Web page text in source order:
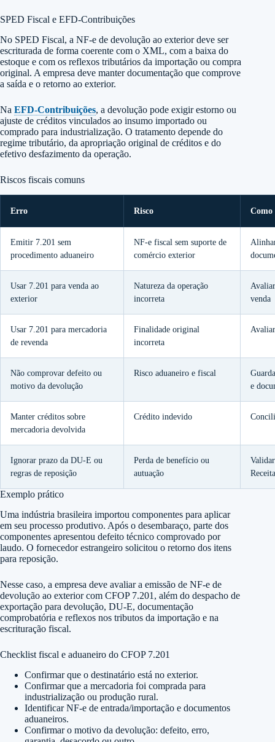
SPED Fiscal e EFD-Contribuições
No SPED Fiscal, a NF-e de devolução ao exterior deve ser
escriturada de forma coerente com o XML, com a baixa do
estoque e com os reflexos tributários da importação ou compra
original. A empresa deve manter documentação que comprove
a saída e o retorno ao exterior.
Na EFD-Contribuições, a devolução pode exigir estorno ou
ajuste de créditos vinculados ao insumo importado ou
comprado para industrialização. O tratamento depende do
regime tributário, da apropriação original de créditos e do
efetivo desfazimento da operação.
Riscos fiscais comuns
Erro Risco
Emitir 7.201 sem
procedimento aduaneiro
NF-e fiscal sem suporte de
comércio exterior
Usar 7.201 para venda ao
exterior
Natureza da operação
incorreta
venda
Usar 7.201 para mercadoria
de revenda
Finalidade original
incorreta
Não comprovar defeito ou
motivo da devolução
Risco aduaneiro e fiscal
e
Manter créditos sobre
mercadoria devolvida
Crédito indevido
Ignorar prazo da DU-E ou
regras de reposição
Perda de benefício ou
autuação
Exemplo prático
Uma indústria brasileira importou componentes para aplicar
em seu processo produtivo. Após o desembaraço, parte dos
componentes apresentou defeito técnico comprovado por
laudo. O fornecedor estrangeiro solicitou o retorno dos itens
para reposição.
Nesse caso, a empresa deve avaliar a emissão de NF-e de
devolução ao exterior com CFOP 7.201, além do despacho de
exportação para devolução, DU-E, documentação
comprobatória e reflexos nos tributos da importação e na
escrituração fiscal.
Checklist fiscal e aduaneiro do CFOP 7.201
Confirmar que o destinatário está no exterior.
Confirmar que a mercadoria foi comprada para
industrialização ou produção rural.
Identificar NF-e de entrada/importação e documentos
aduaneiros.
Confirmar o motivo da devolução: defeito, erro,